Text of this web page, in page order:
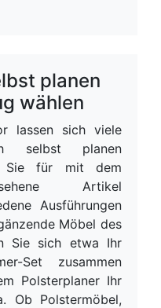
planen
wählen
lassen sich viele
selbst planen
Sie für mit dem
Artikel
Ausführungen
Möbel des
Sie sich etwa Ihr
Set zusammen
Polsterplaner Ihr
Ob Polstermöbel,